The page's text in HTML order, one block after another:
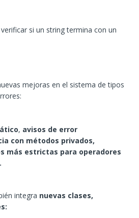
si un string termina con un
mejoras en el sistema de tipos
, avisos de error
con métodos privados,
más estrictas para operadores
integra nuevas clases,